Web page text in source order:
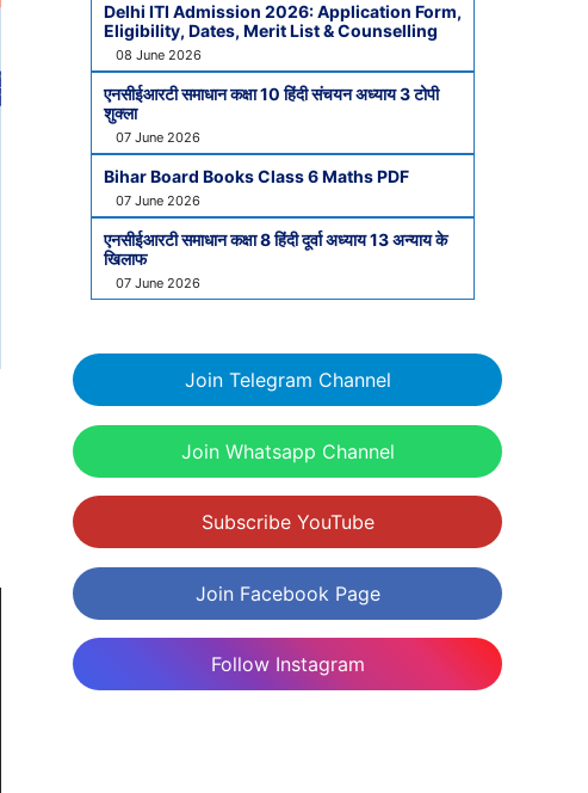
Delhi ITI Admission 2026: Application Form,
Eligibility, Dates, Merit List & Counselling
08 June 2026
एनसीईआरटी समाधान कक्षा 10 हिंदी संचयन अध्याय 3 टोपी
शुक्ला
07 June 2026
Bihar Board Books Class 6 Maths PDF
07 June 2026
एनसीईआरटी समाधान कक्षा 8 हिंदी दूर्वा अध्याय 13 अन्याय के
खिलाफ
07 June 2026
Join Telegram Channel
Join Whatsapp Channel
Subscribe YouTube
Join Facebook Page
Follow Instagram